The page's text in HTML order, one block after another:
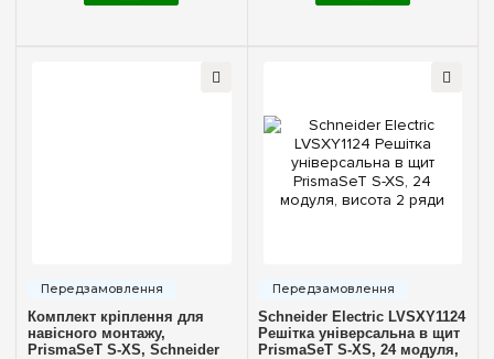
Комплект кріплення для
навісного монтажу,
PrismaSeT S-XS, Schneider
Schneider Electric LVSXY1124
Решітка універсальна в щит
PrismaSeT S-XS, 24 модуля,